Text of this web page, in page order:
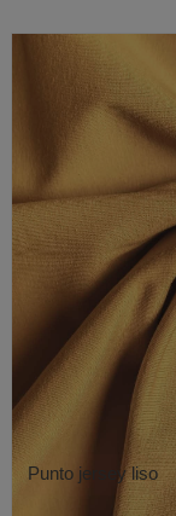
Punto jersey liso